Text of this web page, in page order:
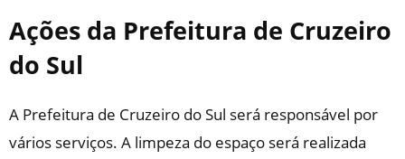
Ações da Prefeitura de Cruzeiro
do Sul
A Prefeitura de Cruzeiro do Sul será responsável por
vários serviços. A limpeza do espaço será realizada